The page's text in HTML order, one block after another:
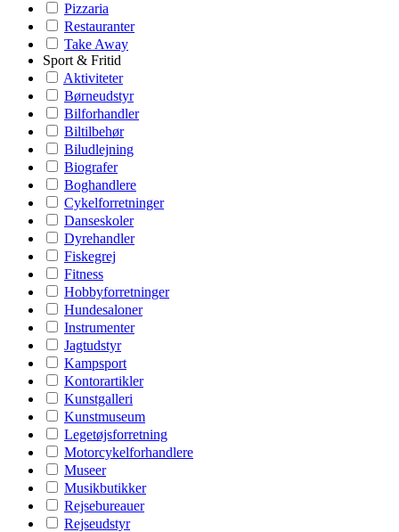
Pizzaria
Restauranter
Take Away
Sport & Fritid
Aktiviteter
Børneudstyr
Bilforhandler
Biltilbehør
Biludlejning
Biografer
Boghandlere
Cykelforretninger
Danseskoler
Dyrehandler
Fiskegrej
Fitness
Hobbyforretninger
Hundesaloner
Instrumenter
Jagtudstyr
Kampsport
Kontorartikler
Kunstgalleri
Kunstmuseum
Legetøjsforretning
Motorcykelforhandlere
Museer
Musikbutikker
Rejsebureauer
Rejseudstyr